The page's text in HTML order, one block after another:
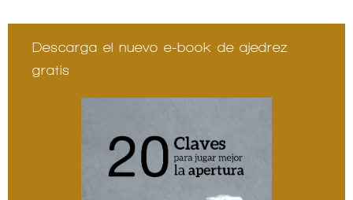
Descarga el nuevo e-book de ajedrez
gratis